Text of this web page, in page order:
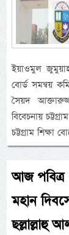
ইয়াওমুল
বোর্ড সমন্বয়
সৈয়দ
বিবেচনায়
চট্টগ্রাম শিক্ষা
আজ
মহান
ছল্লাল্লাহু